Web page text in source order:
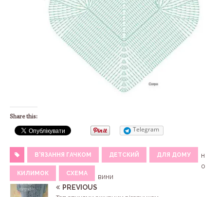
Share this:
Telegram
В'ЯЗАННЯ ГАЧКОМ ДЕТСКИЙ ДЛЯ ДОМУ
КИЛИМОК СХЕМА
н
о
вини
PREVIOUS